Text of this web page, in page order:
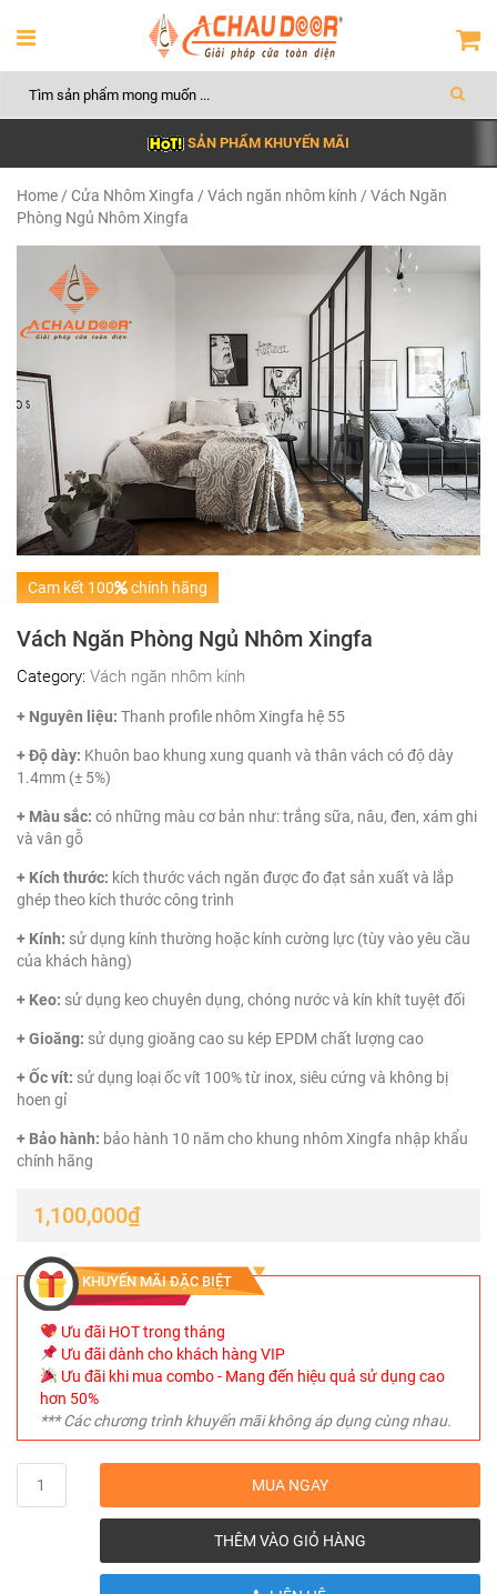
SẢN PHẨM KHUYẾN MÃI
Home / Cửa Nhôm Xingfa / Vách ngăn nhôm kính / Vách Ngăn
Phòng Ngủ Nhôm Xingfa
Cam kết 100 chính hãng
Vách Ngăn Phòng Ngủ Nhôm Xingfa
Category: Vách ngăn nhôm kính
+ Nguyên liệu: Thanh profile nhôm Xingfa hệ 55
+ Độ dày: Khuôn bao khung xung quanh và thân vách có độ dày
1.4mm (± 5%)
+ Màu sắc: có những màu cơ bản như: trắng sữa, nâu, đen, xám ghi
và vân gỗ
+ Kích thước: kích thước vách ngăn được đo đạt sản xuất và lắp
ghép theo kích thước công trình
+ Kính: sử dụng kính thường hoặc kính cường lực (tùy vào yêu cầu
của khách hàng)
+ Keo: sử dụng keo chuyên dụng, chóng nước và kín khít tuyệt đối
+ Gioăng: sử dụng gioăng cao su kép EPDM chất lượng cao
+ Ốc vít: sử dụng loại ốc vít 100% từ inox, siêu cứng và không bị
hoen gỉ
+ Bảo hành: bảo hành 10 năm cho khung nhôm Xingfa nhập khẩu
chính hãng
1,100,000₫
KHUYẾN MÃI ĐẶC BIỆT
Ưu đãi HOT trong tháng
Ưu đãi dành cho khách hàng VIP
Ưu đãi khi mua combo - Mang đến hiệu quả sử dụng cao
hơn 50%
*** Các chương trình khuyến mãi không áp dụng cùng nhau.
Quantity
MUA NGAY
THÊM VÀO GIỎ HÀNG